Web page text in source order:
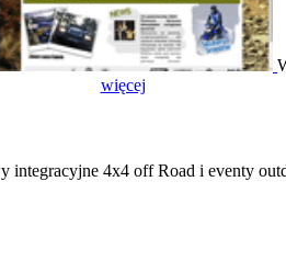
więcej
4x4 off Road i eventy